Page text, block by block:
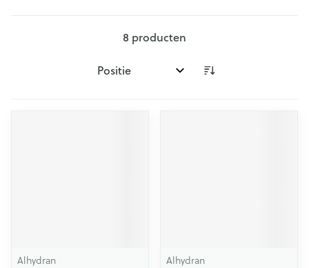
8 producten
Sorteer op:
Alhydran Alhydran